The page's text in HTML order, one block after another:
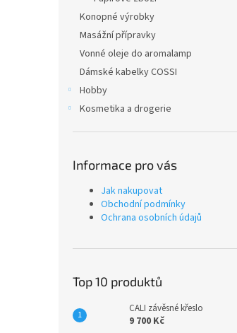
Konopné výrobky
Masážní přípravky
Vonné oleje do aromalamp
Dámské kabelky COSSI
Hobby
Kosmetika a drogerie
Informace pro vás
Jak nakupovat
Obchodní podmínky
Ochrana osobních údajů
Top 10 produktů
CALI závěsné křeslo
9 700 Kč